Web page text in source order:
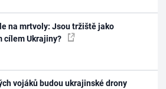
na mrtvoly: Jsou tržiště jako
cílem Ukrajiny?
vojáků budou ukrajinské drony